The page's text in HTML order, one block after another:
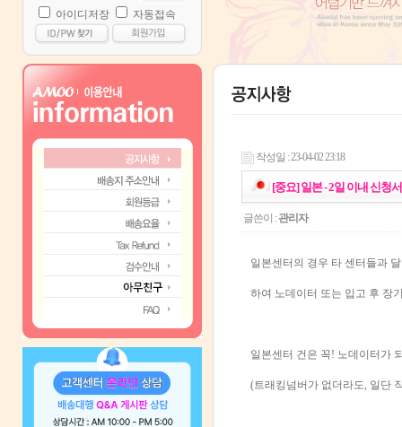
아이디저장 자동접속
작성일 : 23-04-02 23:18
[중요] 일본 - 2일 이내 신청
글쓴이 : 관리자
일본센터의 경우 타 센터들과
하여 노데이터 또는 입고 후 장
일본센터 건은 꼭! 노데이터가
(트래킹넘버가 없더라도, 일단